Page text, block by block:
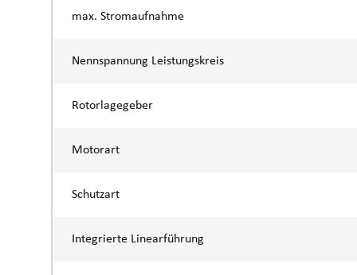
max. Stromaufnahme
Nennspannung Leistungskreis
Rotorlagegeber
Motorart
Schutzart
Integrierte Linearführung